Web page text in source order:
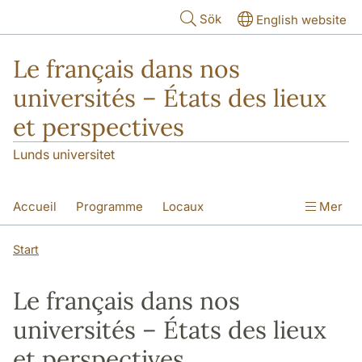
Sök English website
Le français dans nos
universités – États des lieux
et perspectives
Lunds universitet
Accueil Programme Locaux
Infos pratiques
Mer
Start
Le français dans nos
universités – États des lieux